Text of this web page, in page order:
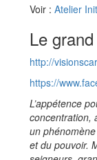
Voir : Atelier
Le
http://
https://
L’appétence
concentration,
un
et du pouvoir.